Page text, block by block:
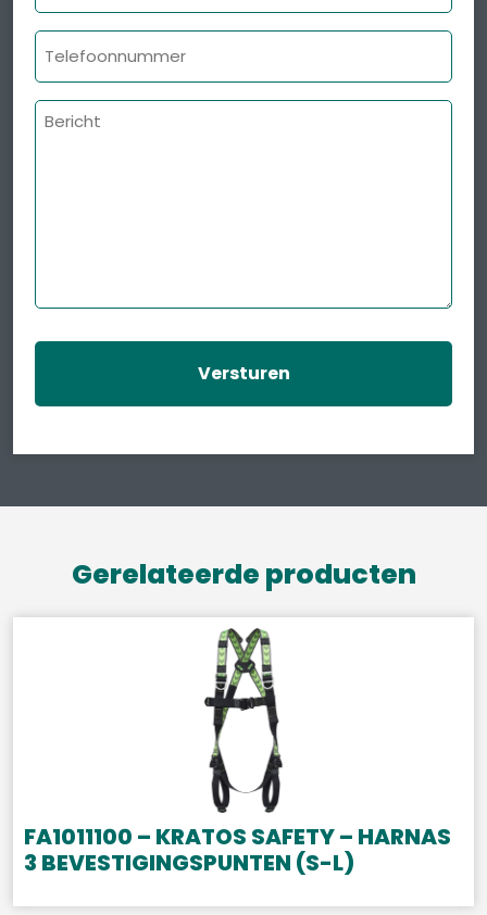
Telefoonnummer
Bericht
Gerelateerde producten
FA1011100 – KRATOS SAFETY – HARNAS
3 BEVESTIGINGSPUNTEN (S-L)